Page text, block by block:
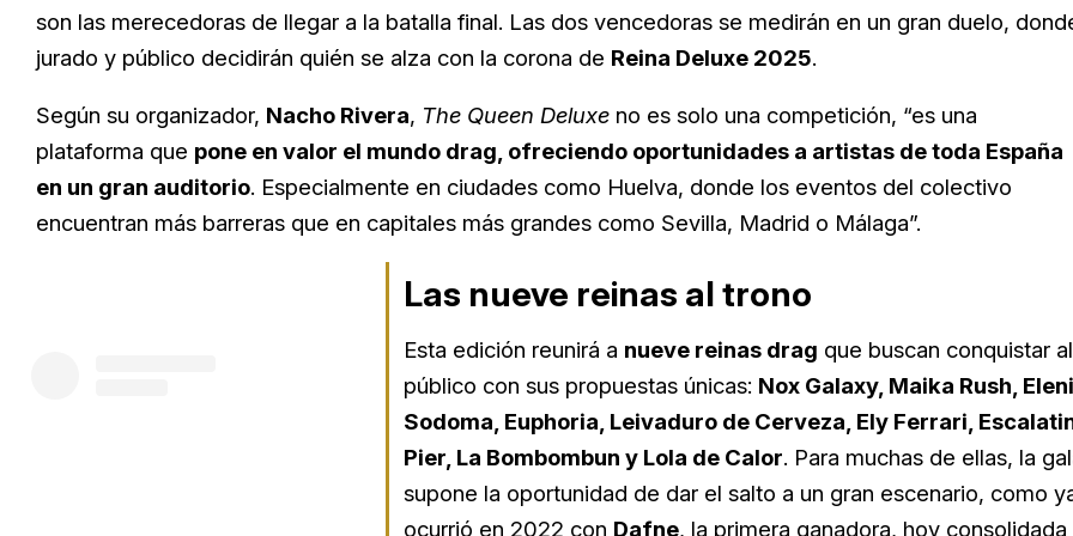
son las merecedoras de llegar a la batalla final. Las dos vencedoras se medirán en un gran duelo,
jurado y público decidirán quién se alza con la corona de Reina Deluxe 2025.
Según su organizador, Nacho Rivera, The Queen Deluxe no es solo una competición, “es una
plataforma que pone en valor el mundo drag, ofreciendo oportunidades a artistas de toda España
en un gran auditorio. Especialmente en ciudades como Huelva, donde los eventos del colectivo
encuentran más barreras que en capitales más grandes como Sevilla, Madrid o Málaga”.
Las nueve reinas al trono
Esta edición reunirá a nueve reinas drag que buscan conquistar al
público con sus propuestas únicas: Nox Galaxy, Maika Rush, Eleni
Sodoma, Euphoria, Leivaduro de Cerveza, Ely Ferrari,
Pier, La Bombombun y Lola de Calor. Para muchas de ellas, la
supone la oportunidad de dar el salto a un gran escenario, como
ocurrió en 2022 con Dafne, la primera ganadora, hoy consolidada